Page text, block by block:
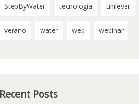
StepByWater tecnología unilever
verano water web webinar
Recent Posts